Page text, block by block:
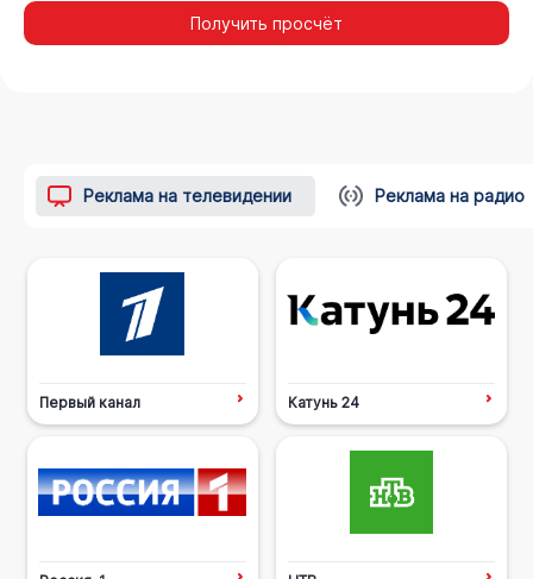
Получить просчёт
Реклама на телевидении Реклама на радио
Первый канал Катунь 24